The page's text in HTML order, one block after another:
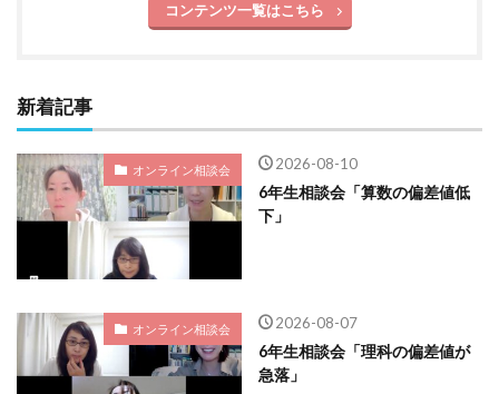
コンテンツ一覧はこちら
新着記事
オンライン相談会 2026-08-10
6年生相談会「算数の偏差値低
下」
オンライン相談会 2026-08-07
6年生相談会「理科の偏差値が
急落」